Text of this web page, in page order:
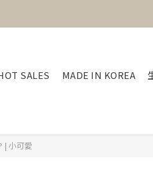
SALES MADE IN KOREA
| 小可愛